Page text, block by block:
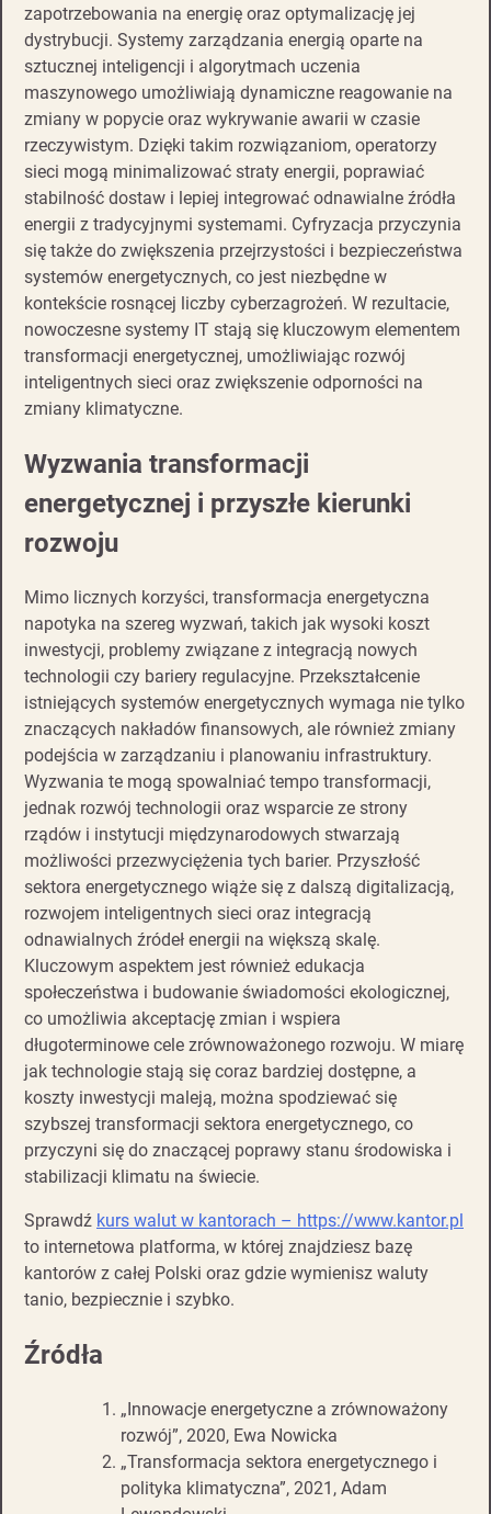
zapotrzebowania na energię oraz optymalizację jej
dystrybucji. Systemy zarządzania energią oparte na
sztucznej inteligencji i algorytmach uczenia
maszynowego umożliwiają dynamiczne reagowanie na
zmiany w popycie oraz wykrywanie awarii w czasie
rzeczywistym. Dzięki takim rozwiązaniom, operatorzy
sieci mogą minimalizować straty energii, poprawiać
stabilność dostaw i lepiej integrować odnawialne źródła
energii z tradycyjnymi systemami. Cyfryzacja przyczynia
się także do zwiększenia przejrzystości i bezpieczeństwa
systemów energetycznych, co jest niezbędne w
kontekście rosnącej liczby cyberzagrożeń. W rezultacie,
nowoczesne systemy IT stają się kluczowym elementem
transformacji energetycznej, umożliwiając rozwój
inteligentnych sieci oraz zwiększenie odporności na
zmiany klimatyczne.
Wyzwania transformacji
energetycznej i przyszłe kierunki
rozwoju
Mimo licznych korzyści, transformacja energetyczna
napotyka na szereg wyzwań, takich jak wysoki koszt
inwestycji, problemy związane z integracją nowych
technologii czy bariery regulacyjne. Przekształcenie
istniejących systemów energetycznych wymaga nie tylko
znaczących nakładów finansowych, ale również zmiany
podejścia w zarządzaniu i planowaniu infrastruktury.
Wyzwania te mogą spowalniać tempo transformacji,
jednak rozwój technologii oraz wsparcie ze strony
rządów i instytucji międzynarodowych stwarzają
możliwości przezwyciężenia tych barier. Przyszłość
sektora energetycznego wiąże się z dalszą digitalizacją,
rozwojem inteligentnych sieci oraz integracją
odnawialnych źródeł energii na większą skalę.
Kluczowym aspektem jest również edukacja
społeczeństwa i budowanie świadomości ekologicznej,
co umożliwia akceptację zmian i wspiera
długoterminowe cele zrównoważonego rozwoju. W miarę
jak technologie stają się coraz bardziej dostępne, a
koszty inwestycji maleją, można spodziewać się
szybszej transformacji sektora energetycznego, co
przyczyni się do znaczącej poprawy stanu środowiska i
stabilizacji klimatu na świecie.
Sprawdź kurs walut w kantorach – https://www.kantor.pl
to internetowa platforma, w której znajdziesz bazę
kantorów z całej Polski oraz gdzie wymienisz waluty
tanio, bezpiecznie i szybko.
Źródła
„Innowacje energetyczne a zrównoważony
rozwój”, 2020, Ewa Nowicka
„Transformacja sektora energetycznego i
polityka klimatyczna”, 2021, Adam